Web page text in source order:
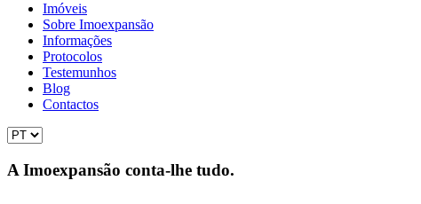
Imóveis
Sobre Imoexpansão
Informações
Protocolos
Testemunhos
Blog
Contactos
A Imoexpansão conta-lhe tudo.